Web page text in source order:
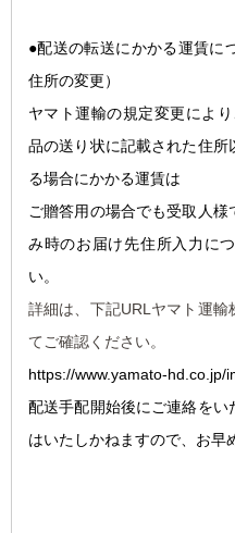
●配送の転送にかかる運賃に
住所の変更）
ヤマト運輸の規定変更によ
品の送り状に記載された住
る場合にかかる運賃は
ご贈答用の場合でも受取人
み時のお届け先住所入力に
い。
詳細は、下記URLヤマト運
てご確認ください。
https://www.yamato-
配送手配開始後にご連絡を
はいたしかねますので、お早